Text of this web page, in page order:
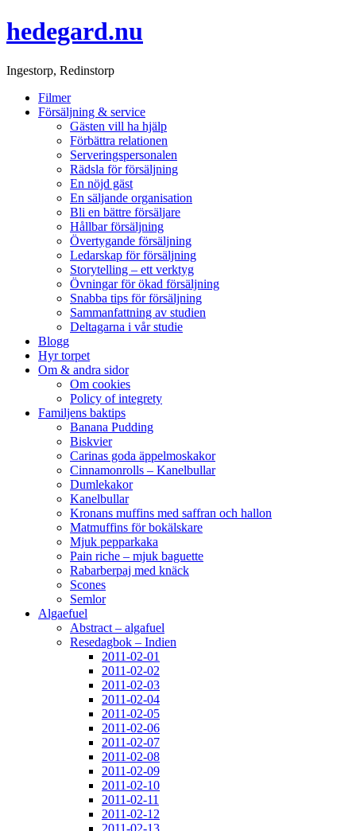
hedegard.nu
Ingestorp, Redinstorp
Filmer
Försäljning & service
Gästen vill ha hjälp
Förbättra relationen
Serveringspersonalen
Rädsla för försäljning
En nöjd gäst
En säljande organisation
Bli en bättre försäljare
Hållbar försäljning
Övertygande försäljning
Ledarskap för försäljning
Storytelling – ett verktyg
Övningar för ökad försäljning
Snabba tips för försäljning
Sammanfattning av studien
Deltagarna i vår studie
Blogg
Hyr torpet
Om & andra sidor
Om cookies
Policy of integrety
Familjens baktips
Banana Pudding
Biskvier
Carinas goda äppelmoskakor
Cinnamonrolls – Kanelbullar
Dumlekakor
Kanelbullar
Kronans muffins med saffran och hallon
Matmuffins för bokälskare
Mjuk pepparkaka
Pain riche – mjuk baguette
Rabarberpaj med knäck
Scones
Semlor
Algaefuel
Abstract – algafuel
Resedagbok – Indien
2011-02-01
2011-02-02
2011-02-03
2011-02-04
2011-02-05
2011-02-06
2011-02-07
2011-02-08
2011-02-09
2011-02-10
2011-02-11
2011-02-12
2011-02-13